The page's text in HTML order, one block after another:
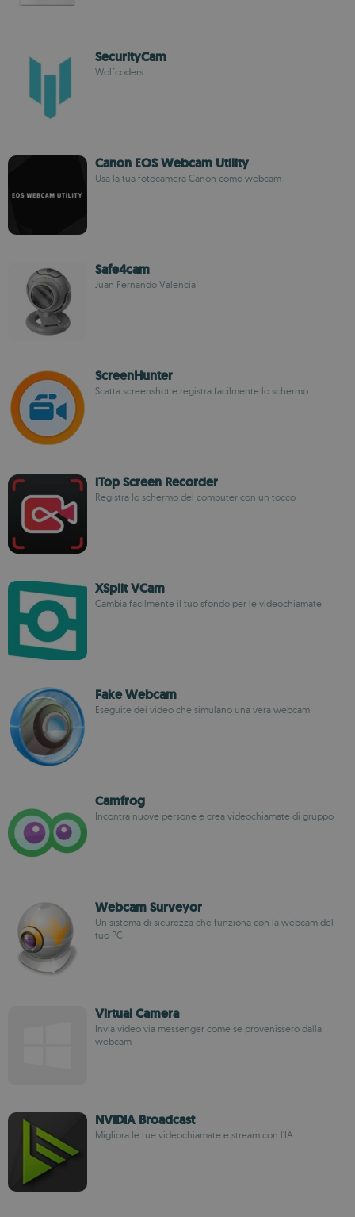
SecurityCam
Wolfcoders
Canon EOS Webcam Utility
Usa la tua fotocamera Canon come webcam
Safe4cam
Juan Fernando Valencia
ScreenHunter
Scatta screenshot e registra facilmente lo schermo
iTop Screen Recorder
Registra lo schermo del computer con un tocco
XSplit VCam
Cambia facilmente il tuo sfondo per le videochiamate
Fake Webcam
Eseguite dei video che simulano una vera webcam
Camfrog
Incontra nuove persone e crea videochiamate di gruppo
Webcam Surveyor
Un sistema di sicurezza che funziona con la webcam del
tuo PC
Virtual Camera
Invia video via messenger come se provenissero dalla
webcam
NVIDIA Broadcast
Migliora le tue videochiamate e stream con l'IA